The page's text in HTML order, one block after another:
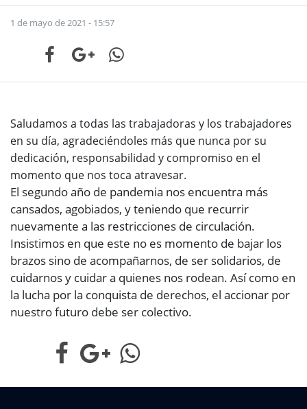
1 de mayo de 2021 - 15:57
Saludamos a todas las trabajadoras y los trabajadores
en su día, agradeciéndoles más que nunca por su
dedicación, responsabilidad y compromiso en el
momento que nos toca atravesar.
El segundo año de pandemia nos encuentra más
cansados, agobiados, y teniendo que recurrir
nuevamente a las restricciones de circulación.
Insistimos en que este no es momento de bajar los
brazos sino de acompañarnos, de ser solidarios, de
cuidarnos y cuidar a quienes nos rodean. Así como en
la lucha por la conquista de derechos, el accionar por
nuestro futuro debe ser colectivo.